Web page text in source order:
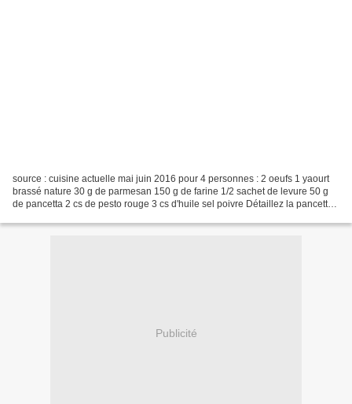
source : cuisine actuelle mai juin 2016 pour 4 personnes : 2 oeufs 1 yaourt
brassé nature 30 g de parmesan 150 g de farine 1/2 sachet de levure 50 g
de pancetta 2 cs de pesto rouge 3 cs d'huile sel poivre Détaillez la pancetta
Publicité